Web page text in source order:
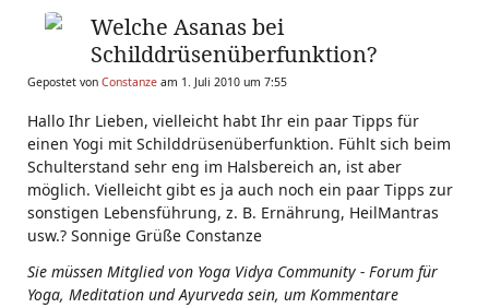
Welche Asanas bei
Schilddrüsenüberfunktion?
Gepostet von Constanze am 1. Juli 2010 um 7:55
Hallo Ihr Lieben, vielleicht habt Ihr ein paar Tipps für
einen Yogi mit Schilddrüsenüberfunktion. Fühlt sich beim
Schulterstand sehr eng im Halsbereich an, ist aber
möglich. Vielleicht gibt es ja auch noch ein paar Tipps zur
sonstigen Lebensführung, z. B. Ernährung, HeilMantras
usw.? Sonnige Grüße Constanze
Sie müssen Mitglied von Yoga Vidya Community - Forum für
Yoga, Meditation und Ayurveda sein, um Kommentare